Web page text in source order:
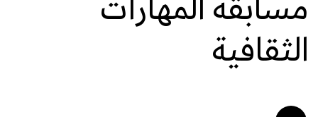
مسابقة المهارات
الثقافية